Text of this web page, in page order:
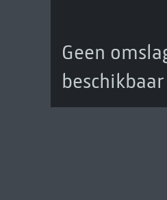
Geen
beschikbaar